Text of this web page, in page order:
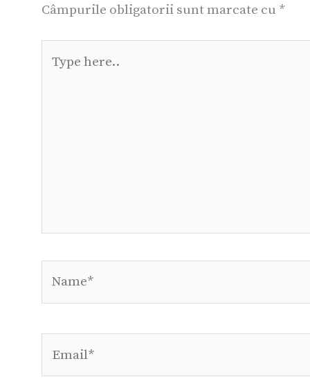
Câmpurile obligatorii sunt marcate cu *
here..